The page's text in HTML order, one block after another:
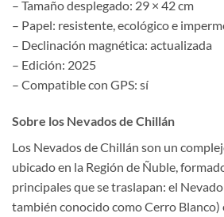
– Tamaño desplegado: 29 × 42 cm
– Papel: resistente, ecológico e
– Declinación magnética: actualizada
– Edición: 2025
– Compatible con GPS: sí
Sobre los Nevados de Chillán
Los Nevados de Chillán son un
ubicado en la Región de Ñuble,
principales que se traslapan: el
también conocido como Cerro Blanco)